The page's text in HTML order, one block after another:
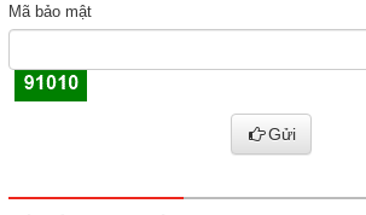
Mã bảo mật
Gửi